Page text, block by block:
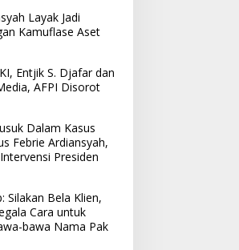
Layak Jadi
Kamuflase Aset
Entjik S. Djafar dan
AFPI Disorot
Dalam Kasus
Febrie Ardiansyah,
Presiden
Silakan Bela Klien,
Cara untuk
bawa Nama Pak